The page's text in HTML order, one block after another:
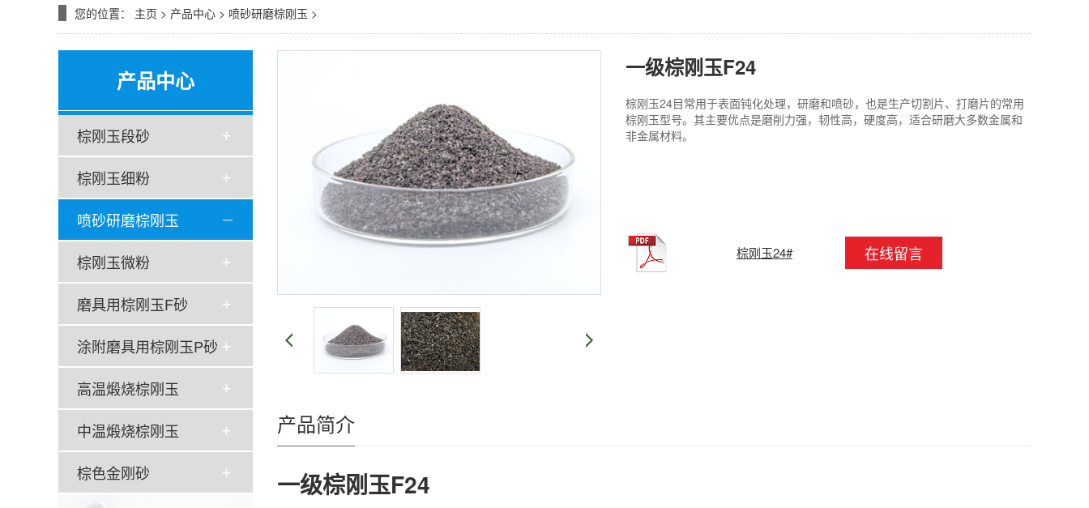
您的位置： 主页 > 产品中心 > 喷砂研磨棕刚玉 >
产品中心
棕刚玉段砂
棕刚玉细粉
喷砂研磨棕刚玉
棕刚玉微粉
磨具用棕刚玉F砂
涂附磨具用棕刚玉P砂
高温煅烧棕刚玉
中温煅烧棕刚玉
棕色金刚砂
一级棕刚玉F24
棕刚玉24目常用于表面钝化处理，研磨和喷砂，也是生产切割片、打磨片的常用
棕刚玉型号。其主要优点是磨削力强，韧性高，硬度高，适合研磨大多数金属和
非金属材料。
棕刚玉24# 在线留言
产品简介
一级棕刚玉F24